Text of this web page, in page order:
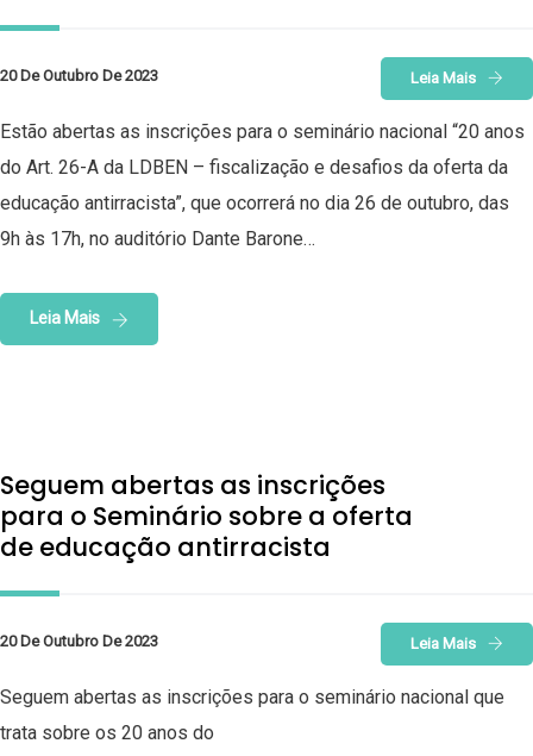
20 De Outubro De 2023 Leia Mais
Estão abertas as inscrições para o seminário nacional “20 anos
do Art. 26-A da LDBEN – fiscalização e desafios da oferta da
educação antirracista”, que ocorrerá no dia 26 de outubro, das
9h às 17h, no auditório Dante Barone…
Leia Mais
Seguem abertas as inscrições
para o Seminário sobre a oferta
de educação antirracista
20 De Outubro De 2023 Leia Mais
Seguem abertas as inscrições para o seminário nacional que
trata sobre os 20 anos do